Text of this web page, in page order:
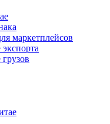
маркетплейсов